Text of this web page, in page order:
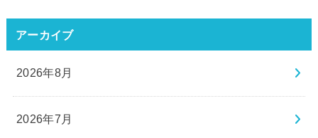
アーカイブ
2026年8月
2026年7月